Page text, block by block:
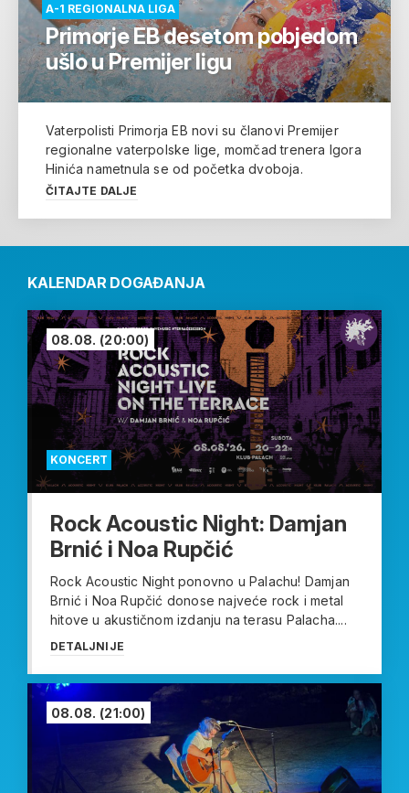
A-1 REGIONALNA LIGA
Primorje EB desetom pobjedom
ušlo u Premijer ligu
Vaterpolisti Primorja EB novi su članovi Premijer
regionalne vaterpolske lige, momčad trenera Igora
Hinića nametnula se od početka dvoboja.
ČITAJTE DALJE
KALENDAR DOGAĐANJA
KONCERT
08.08. (20:00)
Rock Acoustic Night: Damjan
Brnić i Noa Rupčić
Rock Acoustic Night ponovno u Palachu! Damjan
Brnić i Noa Rupčić donose najveće rock i metal
hitove u akustičnom izdanju na terasu Palacha....
DETALJNIJE
08.08. (21:00)